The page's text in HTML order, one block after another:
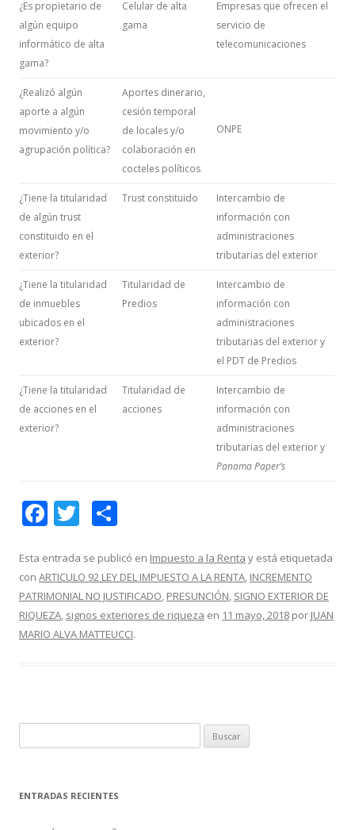
¿Es propietario de
algún equipo
informático de alta
gama?
Celular de alta
gama
Empresas que ofrecen el
servicio de
telecomunicaciones
¿Realizó algún
aporte a algún
movimiento y/o
agrupación política?
Aportes dinerario,
cesión temporal
de locales y/o
colaboración en
cocteles políticos
ONPE
¿Tiene la titularidad
de algún trust
constituido en el
exterior?
Trust constituido
Intercambio de
información con
administraciones
tributarias del exterior
¿Tiene la titularidad
de inmuebles
ubicados en el
exterior?
Titularidad de
Predios
Intercambio de
información con
administraciones
tributarias del exterior y
el PDT de Predios
¿Tiene la titularidad
de acciones en el
exterior?
Titularidad de
acciones
Intercambio de
información con
administraciones
tributarias del exterior y
Panama Paper’s
F
e
b
o
o
T
itt
er
m
p
ar
ti
Esta entrada se publicó en Impuesto a la Renta y está etiquetada
con ARTICULO 92 LEY DEL IMPUESTO A LA RENTA, INCREMENTO
PATRIMONIAL NO JUSTIFICADO, PRESUNCIÓN, SIGNO EXTERIOR DE
RIQUEZA, signos exteriores de riqueza en 11 mayo, 2018 por JUAN
MARIO ALVA MATTEUCCI.
u
c
ENTRADAS RECIENTES